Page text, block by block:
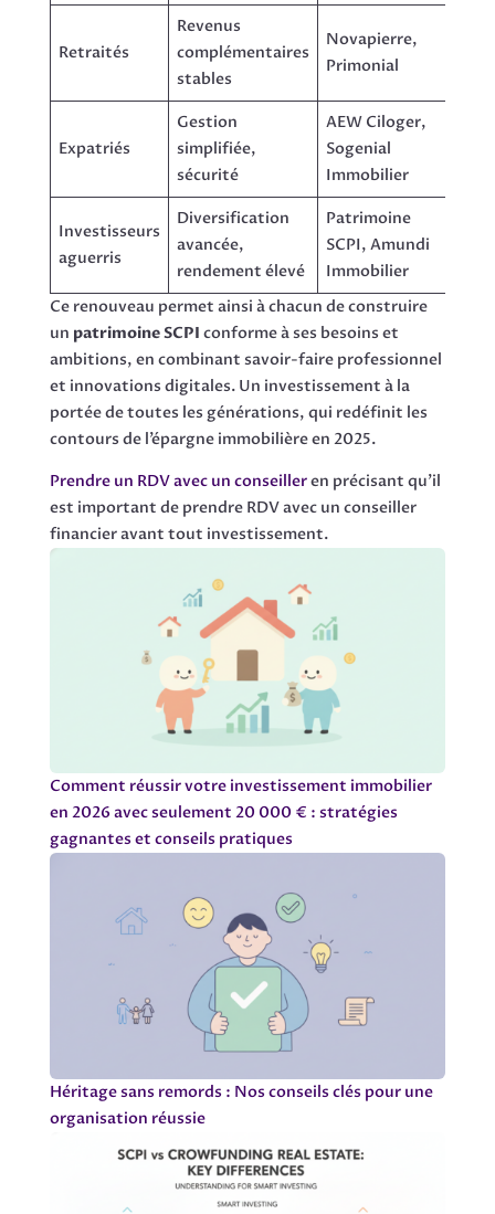
Retraités
Revenus
complémentaires
stables
Novapierre,
Primonial
Expatriés
Gestion
simplifiée,
sécurité
AEW Ciloger,
Sogenial
Immobilier
Investisseurs
aguerris
Diversification
avancée,
rendement élevé
Patrimoine
SCPI, Amundi
Immobilier
Ce renouveau permet ainsi à chacun de construire
un patrimoine SCPI conforme à ses besoins et
ambitions, en combinant savoir-faire professionnel
et innovations digitales. Un investissement à la
portée de toutes les générations, qui redéfinit les
contours de l’épargne immobilière en 2025.
Prendre un RDV avec un conseilleren précisant qu’il
est important de prendre RDV avec un conseiller
financier avant tout investissement.
Comment réussir votre investissement immobilier
en 2026 avec seulement 20 000 € : stratégies
gagnantes et conseils pratiques
Héritage sans remords : Nos conseils clés pour une
organisation réussie